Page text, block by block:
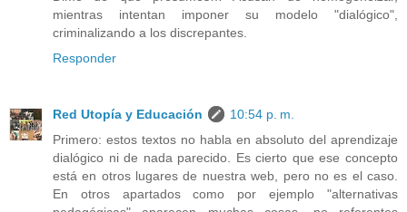
mientras intentan imponer su modelo "dialógico",
criminalizando a los discrepantes.
Responder
Red Utopía y Educación
10:54 p. m.
Primero: estos textos no habla en absoluto del aprendizaje
dialógico ni de nada parecido. Es cierto que ese concepto
está en otros lugares de nuestra web, pero no es el caso.
En otros apartados como por ejemplo "alternativas